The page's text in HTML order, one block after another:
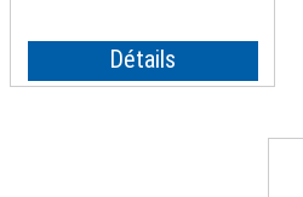
Détails